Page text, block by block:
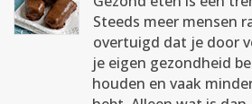
Steeds meer mensen
overtuigd dat je door
je eigen gezondheid
houden en vaak